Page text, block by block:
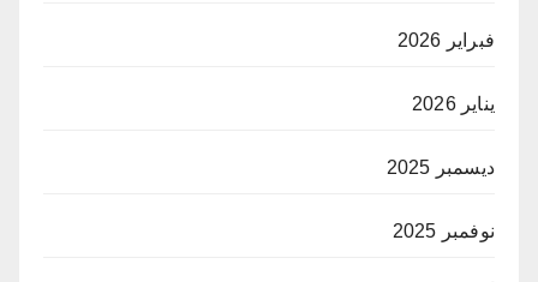
فبراير 2026
يناير 2026
ديسمبر 2025
نوفمبر 2025